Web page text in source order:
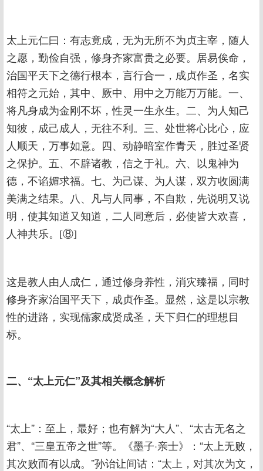
太上元仁曰：有志竟成，无为无所不为贞主宰，随人
之愿，勤俭自强，修身齐家富贵之必要。居易俟命，
治国平天下之德行根本，言行合一，成贞作圣，名实
相符之元始，其中、厥中、用中之万能万万能。一、
将凡身成为金刚不坏，性灵一生永生。二、为人知己
知彼，成己成人，无往不利。三、处世将心比心，应
人顺天，万事如意。四、动静暗室作青天，胜过圣贤
之保护。五、不辟诸教，信之于礼。六、以鬼神为
德，不谄媚求福。七、为己谋、为人谋，双方收圆满
美满之结果。八、凡与人同事，不自欺，先说明又说
明，使其知道又知道，二人同意后，必使皆大欢喜，
人神共乐。[⑧]
这是教人由人成仁，通过修身养性，消灾臻福，同时
修身齐家治国平天下，成贞作圣。显然，这是以宗教
性的进路，实现儒家成贤成圣，天下归仁的理想目
标。
二、“太上元仁”及其相关概念解析
“太上”：至上，最好；也有解为“大人”、“太古无名之
君”、“三皇五帝之世”等。《墨子·亲士》：“太上无败，
其次败而有以成。”孙诒让间诂：“太上，对其次为文，